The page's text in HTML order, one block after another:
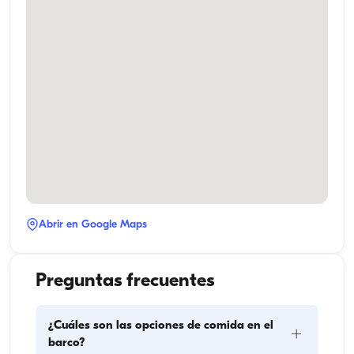
Abrir en Google Maps
Preguntas frecuentes
¿Cuáles son las opciones de comida en el
barco?
+